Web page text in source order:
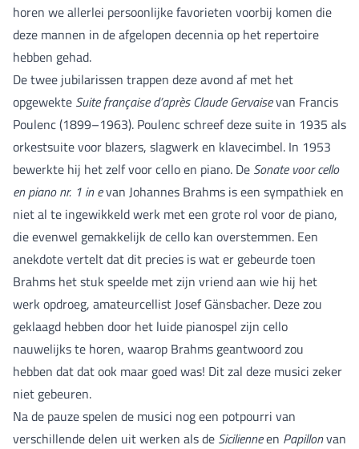
horen we allerlei persoonlijke favorieten voorbij komen die
deze mannen in de afgelopen decennia op het repertoire
hebben gehad.
De twee jubilarissen trappen deze avond af met het
opgewekte Suite française d’après Claude Gervaisevan Francis
Poulenc (1899–1963). Poulenc schreef deze suite in 1935 als
orkestsuite voor blazers, slagwerk en klavecimbel. In 1953
bewerkte hij het zelf voor cello en piano. De Sonate voor cello
en piano nr. 1 in evan Johannes Brahms is een sympathiek en
niet al te ingewikkeld werk met een grote rol voor de piano,
die evenwel gemakkelijk de cello kan overstemmen. Een
anekdote vertelt dat dit precies is wat er gebeurde toen
Brahms het stuk speelde met zijn vriend aan wie hij het
werk opdroeg, amateurcellist Josef Gänsbacher. Deze zou
geklaagd hebben door het luide pianospel zijn cello
nauwelijks te horen, waarop Brahms geantwoord zou
hebben dat dat ook maar goed was! Dit zal deze musici zeker
niet gebeuren.
Na de pauze spelen de musici nog een potpourri van
verschillende delen uit werken als de Sicilienneen Papillonvan